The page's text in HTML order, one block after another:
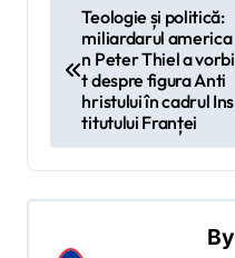
g
a
Teologie și politică:
miliardarul america
n Peter Thiel a vorbi
t despre figura Anti
hristului în cadrul Ins
titutului Franței
By